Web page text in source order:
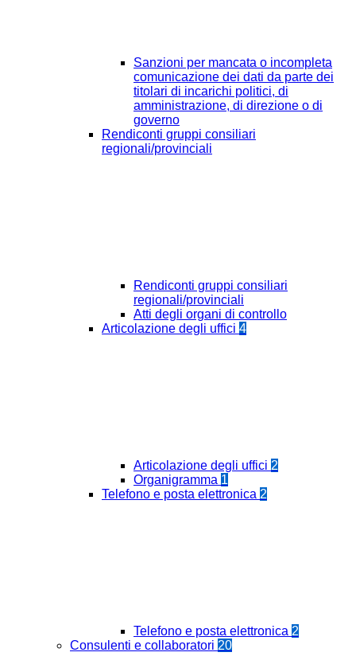
Sanzioni per mancata o incompleta
comunicazione dei dati da parte dei
titolari di incarichi politici, di
amministrazione, di direzione o di
governo
Rendiconti gruppi consiliari
regionali/provinciali
Rendiconti gruppi consiliari
regionali/provinciali
Atti degli organi di controllo
Articolazione degli uffici 4
Articolazione degli uffici 2
Organigramma 1
Telefono e posta elettronica 2
Telefono e posta elettronica 2
Consulenti e collaboratori 20